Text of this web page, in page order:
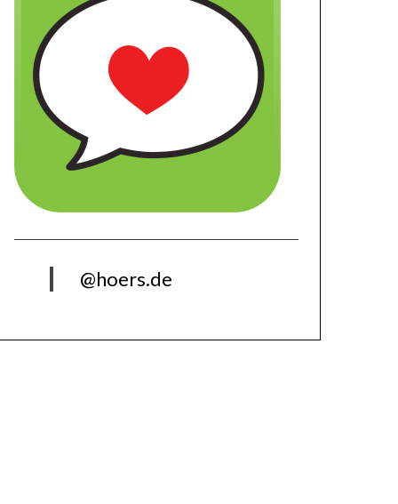
@hoers.de